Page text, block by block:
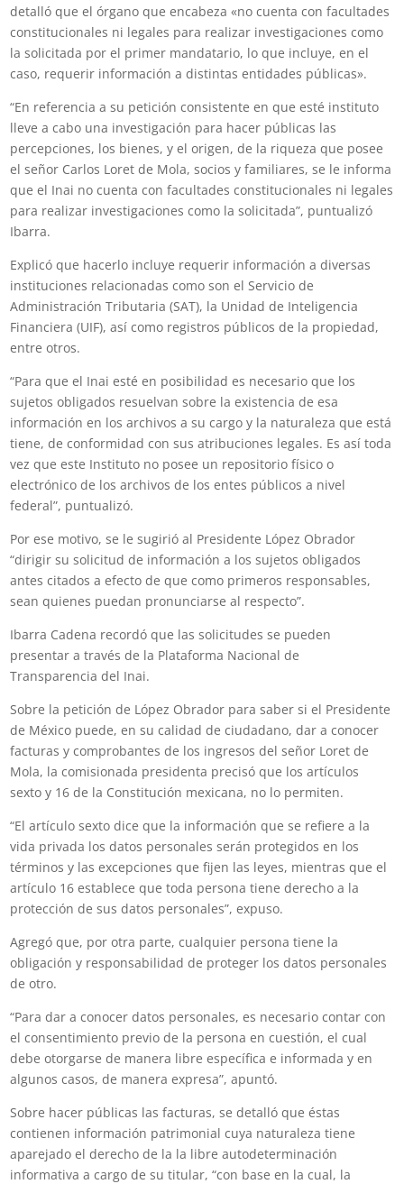
detalló que el órgano que encabeza «no cuenta con facultades
constitucionales ni legales para realizar investigaciones como
la solicitada por el primer mandatario, lo que incluye, en el
caso, requerir información a distintas entidades públicas».
“En referencia a su petición consistente en que esté instituto
lleve a cabo una investigación para hacer públicas las
percepciones, los bienes, y el origen, de la riqueza que posee
el señor Carlos Loret de Mola, socios y familiares, se le informa
que el Inai no cuenta con facultades constitucionales ni legales
para realizar investigaciones como la solicitada”, puntualizó
Ibarra.
Explicó que hacerlo incluye requerir información a diversas
instituciones relacionadas como son el Servicio de
Administración Tributaria (SAT), la Unidad de Inteligencia
Financiera (UIF), así como registros públicos de la propiedad,
entre otros.
“Para que el Inai esté en posibilidad es necesario que los
sujetos obligados resuelvan sobre la existencia de esa
información en los archivos a su cargo y la naturaleza que está
tiene, de conformidad con sus atribuciones legales. Es así toda
vez que este Instituto no posee un repositorio físico o
electrónico de los archivos de los entes públicos a nivel
federal”, puntualizó.
Por ese motivo, se le sugirió al Presidente López Obrador
“dirigir su solicitud de información a los sujetos obligados
antes citados a efecto de que como primeros responsables,
sean quienes puedan pronunciarse al respecto”.
Ibarra Cadena recordó que las solicitudes se pueden
presentar a través de la Plataforma Nacional de
Transparencia del Inai.
Sobre la petición de López Obrador para saber si el Presidente
de México puede, en su calidad de ciudadano, dar a conocer
facturas y comprobantes de los ingresos del señor Loret de
Mola, la comisionada presidenta precisó que los artículos
sexto y 16 de la Constitución mexicana, no lo permiten.
“El artículo sexto dice que la información que se refiere a la
vida privada los datos personales serán protegidos en los
términos y las excepciones que fijen las leyes, mientras que el
artículo 16 establece que toda persona tiene derecho a la
protección de sus datos personales”, expuso.
Agregó que, por otra parte, cualquier persona tiene la
obligación y responsabilidad de proteger los datos personales
de otro.
“Para dar a conocer datos personales, es necesario contar con
el consentimiento previo de la persona en cuestión, el cual
debe otorgarse de manera libre específica e informada y en
algunos casos, de manera expresa”, apuntó.
Sobre hacer públicas las facturas, se detalló que éstas
contienen información patrimonial cuya naturaleza tiene
aparejado el derecho de la la libre autodeterminación
informativa a cargo de su titular, “con base en la cual, la